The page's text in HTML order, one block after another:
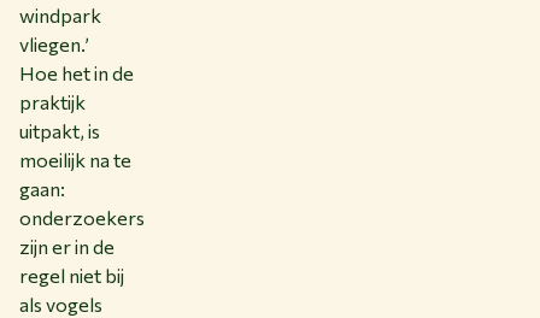
windpark
vliegen.’
Hoe het in de
praktijk
uitpakt, is
moeilijk na te
gaan:
onderzoekers
zijn er in de
regel niet bij
als vogels